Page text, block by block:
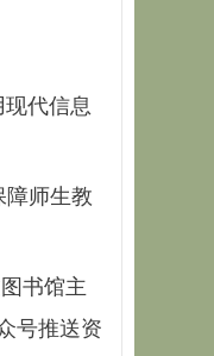
代信息
障师生教
书馆主
号推送资